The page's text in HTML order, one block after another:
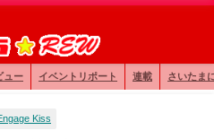
ュー イベントリポート 連載 さいたま
Kiss